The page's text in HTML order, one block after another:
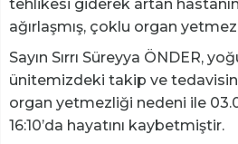
tehlikesi giderek artan
ağırlaşmış, çoklu organ
Sayın Sırrı Süreyya ÖNDER,
ünitemizdeki takip ve
organ yetmezliği nedeni ile
16:10’da hayatını kaybetmiştir.